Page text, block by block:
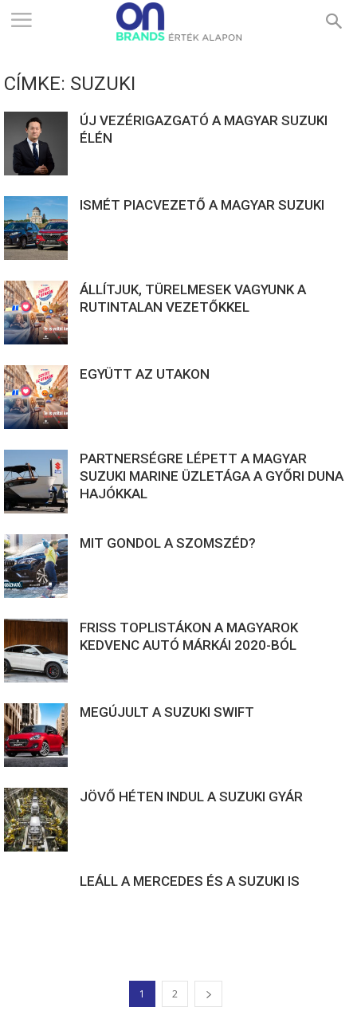
ONBRANDS
ÉRTÉK
ALAPON
CÍMKE: SUZUKI
ÚJ VEZÉRIGAZGATÓ A MAGYAR SUZUKI
ÉLÉN
ISMÉT PIACVEZETŐ A MAGYAR SUZUKI
ÁLLÍTJUK, TÜRELMESEK VAGYUNK A
RUTINTALAN VEZETŐKKEL
EGYÜTT AZ UTAKON
PARTNERSÉGRE LÉPETT A MAGYAR
SUZUKI MARINE ÜZLETÁGA A GYŐRI DUNA
HAJÓKKAL
MIT GONDOL A SZOMSZÉD?
FRISS TOPLISTÁKON A MAGYAROK
KEDVENC AUTÓ MÁRKÁI 2020-BÓL
MEGÚJULT A SUZUKI SWIFT
JÖVŐ HÉTEN INDUL A SUZUKI GYÁR
LEÁLL A MERCEDES ÉS A SUZUKI IS
1 2